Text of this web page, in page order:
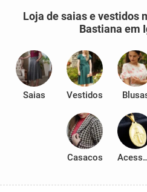
Loja de saias e vestidos
Bastiana em
Saias Vestidos
Casacos